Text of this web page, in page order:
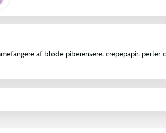
af bløde piberensere. crepepapir. perler